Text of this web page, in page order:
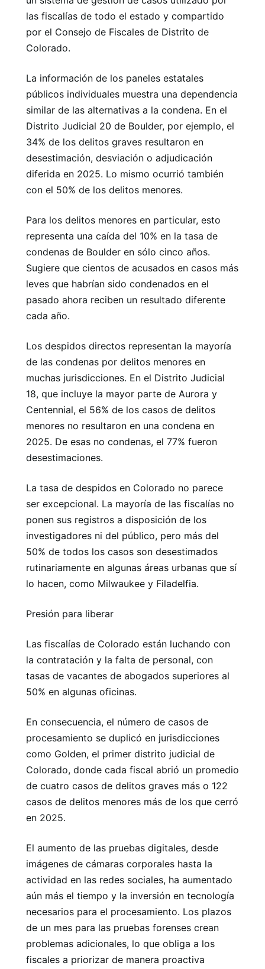
las fiscalías de todo el estado y compartido
por el Consejo de Fiscales de Distrito de
Colorado.
La información de los paneles estatales
públicos individuales muestra una dependencia
similar de las alternativas a la condena. En el
Distrito Judicial 20 de Boulder, por ejemplo, el
34% de los delitos graves resultaron en
desestimación, desviación o adjudicación
diferida en 2025. Lo mismo ocurrió también
con el 50% de los delitos menores.
Para los delitos menores en particular, esto
representa una caída del 10% en la tasa de
condenas de Boulder en sólo cinco años.
Sugiere que cientos de acusados ​​en casos más
leves que habrían sido condenados en el
pasado ahora reciben un resultado diferente
cada año.
Los despidos directos representan la mayoría
de las condenas por delitos menores en
muchas jurisdicciones. En el Distrito Judicial
18, que incluye la mayor parte de Aurora y
Centennial, el 56% de los casos de delitos
menores no resultaron en una condena en
2025. De esas no condenas, el 77% fueron
desestimaciones.
La tasa de despidos en Colorado no parece
ser excepcional. La mayoría de las fiscalías no
ponen sus registros a disposición de los
investigadores ni del público, pero más del
50% de todos los casos son desestimados
rutinariamente en algunas áreas urbanas que sí
lo hacen, como Milwaukee y Filadelfia.
Presión para liberar
Las fiscalías de Colorado están luchando con
la contratación y la falta de personal, con
tasas de vacantes de abogados superiores al
50% en algunas oficinas.
En consecuencia, el número de casos de
procesamiento se duplicó en jurisdicciones
como Golden, el primer distrito judicial de
Colorado, donde cada fiscal abrió un promedio
de cuatro casos de delitos graves más o 122
casos de delitos menores más de los que cerró
en 2025.
El aumento de las pruebas digitales, desde
imágenes de cámaras corporales hasta la
actividad en las redes sociales, ha aumentado
aún más el tiempo y la inversión en tecnología
necesarios para el procesamiento. Los plazos
de un mes para las pruebas forenses crean
problemas adicionales, lo que obliga a los
fiscales a priorizar de manera proactiva